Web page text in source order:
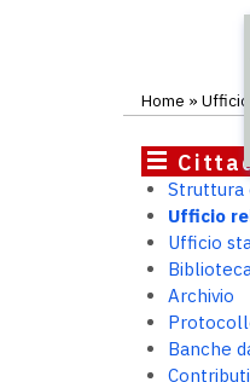
Home »
Struttura
Ufficio
Ufficio
Archivio
Banche
Contributi